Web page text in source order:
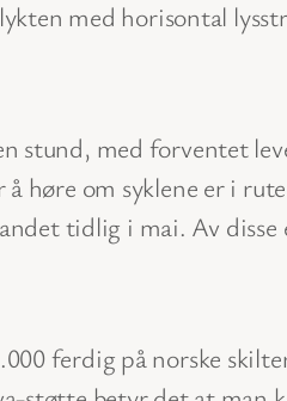
med horisontal
stund, med forventet
høre om syklene er i
tidlig i mai. Av
ferdig på norske